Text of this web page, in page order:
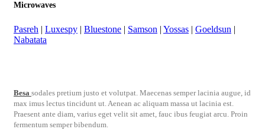
Microwaves
Pasreh | Luxespy | Bluestone | Samson | Yossas | Goeldsun |
Nabatata
Besa sodales pretium justo et volutpat. Maecenas semper lacinia augue, id
max imus lectus tincidunt ut. Aenean ac aliquam massa ut lacinia est.
Praesent ante diam, varius eget velit sit amet, fauc ibus feugiat arcu. Proin
fermentum semper bibendum.